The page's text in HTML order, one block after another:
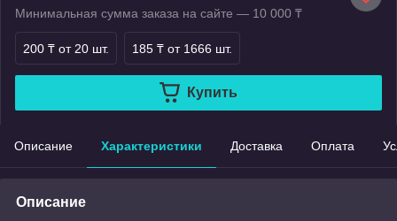
Минимальная сумма заказа на сайте — 10 000 ₸
200 ₸ от 20 шт. 185 ₸ от 1666 шт.
Купить
Описание Характеристики Доставка Оплата
Описание